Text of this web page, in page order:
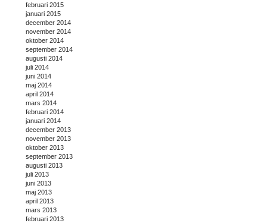
februari 2015
januari 2015
december 2014
november 2014
oktober 2014
september 2014
augusti 2014
juli 2014
juni 2014
maj 2014
april 2014
mars 2014
februari 2014
januari 2014
december 2013
november 2013
oktober 2013
september 2013
augusti 2013
juli 2013
juni 2013
maj 2013
april 2013
mars 2013
februari 2013